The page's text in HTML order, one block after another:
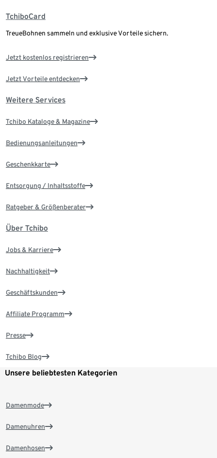
TchiboCard
TreueBohnen sammeln und exklusive Vorteile sichern.
Jetzt kostenlos registrieren
Jetzt Vorteile entdecken
Weitere Services
Tchibo Kataloge & Magazine
Bedienungsanleitungen
Geschenkkarte
Entsorgung / Inhaltsstoffe
Ratgeber & Größenberater
Über Tchibo
Jobs & Karriere
Nachhaltigkeit
Geschäftskunden
Affiliate Programm
Presse
Tchibo Blog
Unsere beliebtesten Kategorien
Damenmode
Damenuhren
Damenhosen